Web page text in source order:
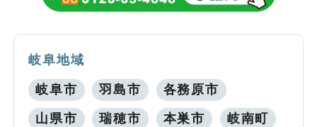
岐阜地域
岐阜市 羽島市 各務原市
山県市 瑞穂市 本巣市 岐南町